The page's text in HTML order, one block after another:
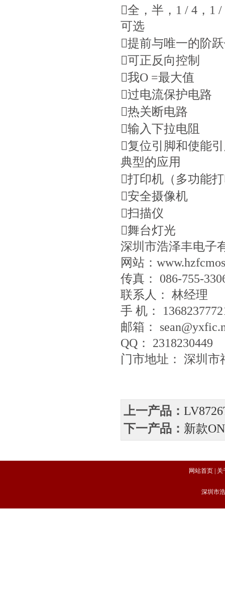
全，半，1 / 4，1
可选
提前与唯一的阶
可正反向控制
我O =最大值
过电流保护电路
热关断电路
输入下拉电阻
复位引脚和使能
典型的应用
打印机（多功能
安全摄像机
扫描仪
舞台灯光
深圳市浩泽丰电子
网站：
传真： 086-755-
联系人： 林经
手 机：
邮箱：
QQ： 2318230449
门市地址： 深圳市
上一产品：
下一产品： 新款
网站首页 关
深圳市